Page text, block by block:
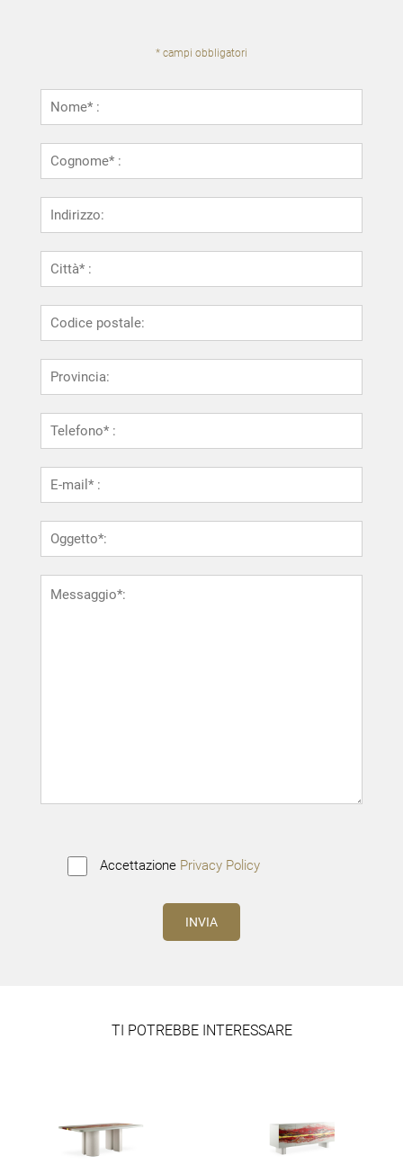
* campi obbligatori
Accettazione Privacy Policy
TI POTREBBE INTERESSARE